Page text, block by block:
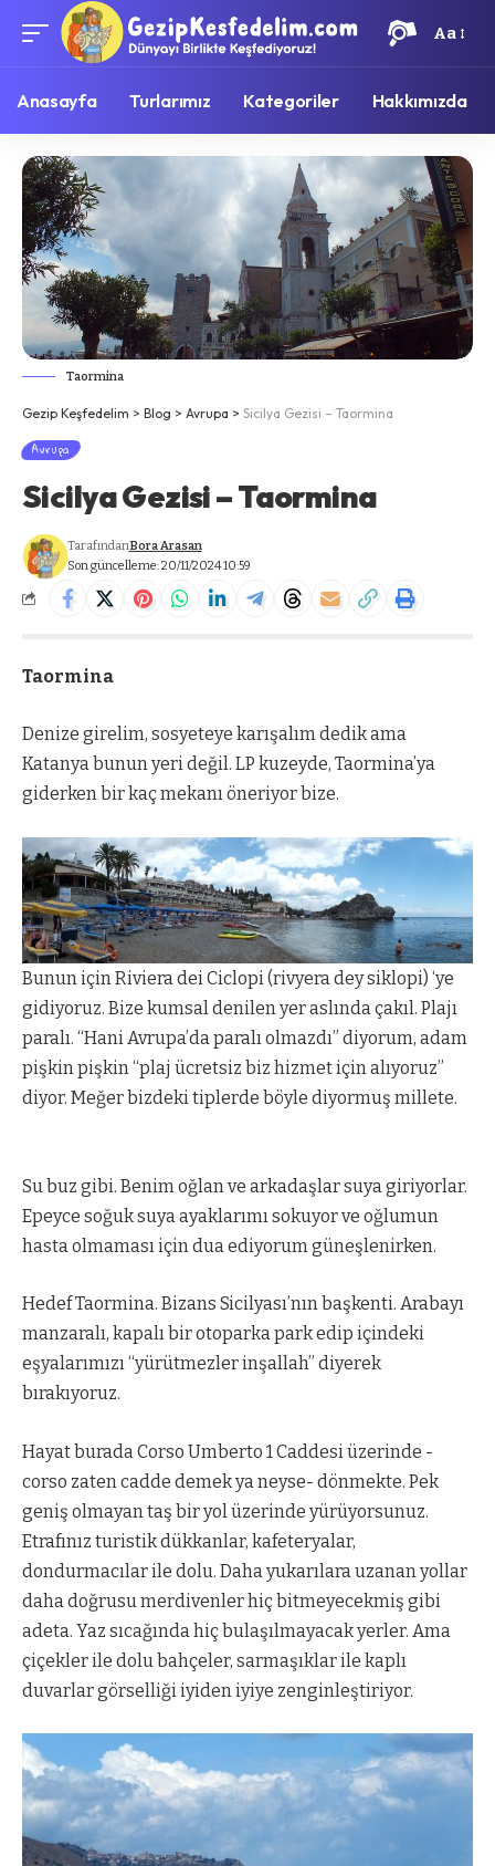
Aa
Anasayfa Turlarımız Kategoriler Hakkımızda
Taormina
Gezip Keşfedelim > Blog > Avrupa > Sicilya Gezisi – Taormina
Avrupa
Sicilya Gezisi – Taormina
Son güncelleme: 20/11/2024 10:59
TarafındanBora Arasan
Taormina
Denize girelim, sosyeteye karışalım dedik ama
Katanya bunun yeri değil. LP kuzeyde, Taormina’ya
giderken bir kaç mekanı öneriyor bize.
Bunun için Riviera dei Ciclopi (rivyera dey siklopi) ‘ye
gidiyoruz. Bize kumsal denilen yer aslında çakıl. Plajı
paralı. “Hani Avrupa’da paralı olmazdı” diyorum, adam
pişkin pişkin “plaj ücretsiz biz hizmet için alıyoruz”
diyor. Meğer bizdeki tiplerde böyle diyormuş millete.
Su buz gibi. Benim oğlan ve arkadaşlar suya giriyorlar.
Epeyce soğuk suya ayaklarımı sokuyor ve oğlumun
hasta olmaması için dua ediyorum güneşlenirken.
Hedef Taormina. Bizans Sicilyası’nın başkenti. Arabayı
manzaralı, kapalı bir otoparka park edip içindeki
eşyalarımızı “yürütmezler inşallah” diyerek
bırakıyoruz.
Hayat burada Corso Umberto 1 Caddesi üzerinde -
corso zaten cadde demek ya neyse- dönmekte. Pek
geniş olmayan taş bir yol üzerinde yürüyorsunuz.
Etrafınız turistik dükkanlar, kafeteryalar,
dondurmacılar ile dolu. Daha yukarılara uzanan yollar
daha doğrusu merdivenler hiç bitmeyecekmiş gibi
adeta. Yaz sıcağında hiç bulaşılmayacak yerler. Ama
çiçekler ile dolu bahçeler, sarmaşıklar ile kaplı
duvarlar görselliği iyiden iyiye zenginleştiriyor.